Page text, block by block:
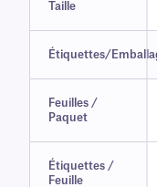
Taille
Étiquettes/
Feuilles /
Paquet
Étiquettes /
Feuille